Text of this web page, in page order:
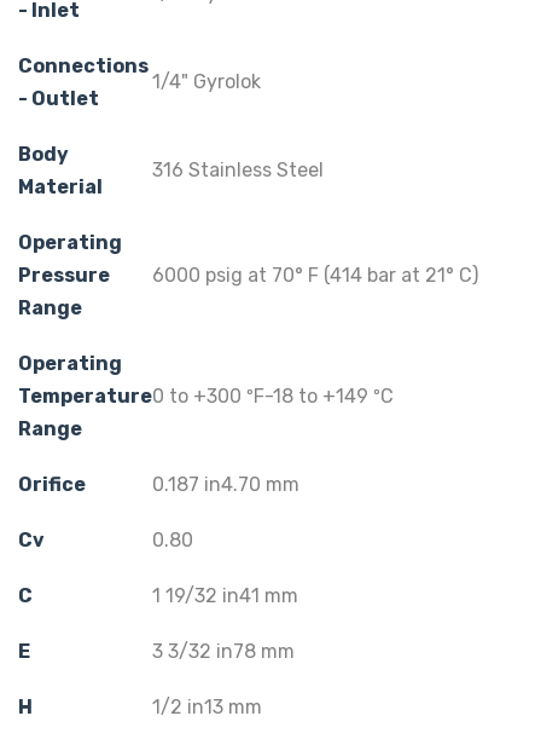
- Inlet
Connections
- Outlet
1/4" Gyrolok
Body
Material
316 Stainless Steel
Operating
Pressure
Range
6000 psig at 70° F (414 bar at 21° C)
Operating
Temperature
Range
0 to +300 ºF-18 to +149 ºC
Orifice 0.187 in4.70 mm
Cv 0.80
C 1 19/32 in41 mm
E 3 3/32 in78 mm
H 1/2 in13 mm